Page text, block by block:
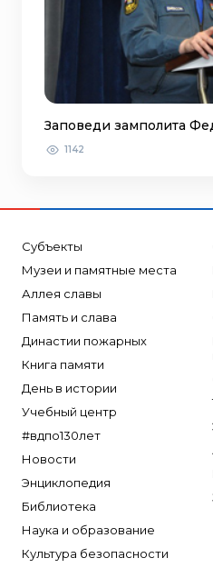
Заповеди замполита
1142
Субъекты
Музеи и памятные места
Аллея славы
Память и слава
Династии пожарных
Книга памяти
День в истории
Учебный центр
#вдпо130лет
Новости
Энциклопедия
Библиотека
Наука и образование
Культура безопасности